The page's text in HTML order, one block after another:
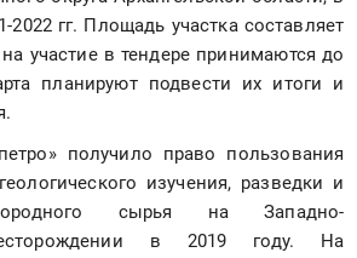
2022 гг. Площадь участка составляет
участие в тендере принимаются до
планируют подвести их итоги и
получило право пользования
изучения, разведки и
сырья на Западно-
в 2019 году. На